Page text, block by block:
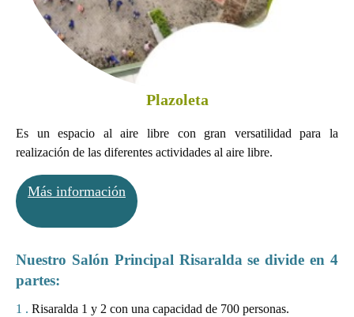
Plazoleta
Es un espacio al aire libre con gran versatilidad para la
realización de las diferentes actividades al aire libre.
Más información
Nuestro Salón Principal Risaralda se divide en 4
partes:
1 . Risaralda 1 y 2 con una capacidad de 700 personas.